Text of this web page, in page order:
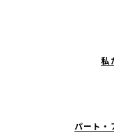
私
パート・